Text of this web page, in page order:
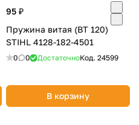
95 ₽
Пружина витая (ВТ 120)
STIHL 4128-182-4501
0 0 ДостаточноКод. 24599
В корзину